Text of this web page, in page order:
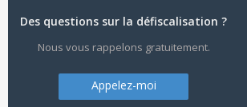
Des questions sur la défiscalisation ?
Nous vous rappelons gratuitement.
Appelez-moi